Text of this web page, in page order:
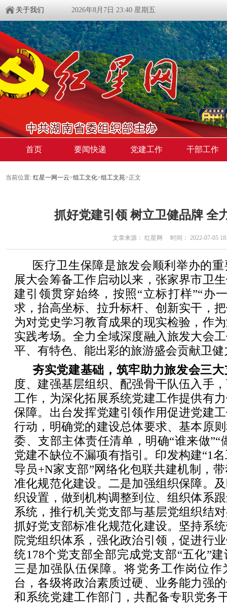
关于我们 2026年8月7日 23:40 星期五
首页 要闻快递 党建工作 干部工作
当前位置: 红星一网一云>组工文化>组工文苑>正文
抓好党建引领 树立卫健品牌 全
文章来源： 红星网 时间： 2022-07-05
医疗卫生保障是旅发会顺利举办的
展大会筹备工作启动以来，张家界市卫
建引领贯穿始终，按照“立标打样”“办
求，抬高坐标、拉升标杆、创新实干，
为对党史学习教育成果的现实检验，作
实践考场。全力全域深度融入旅发大会
平、有特色、能出彩的旅游盛会贡献卫健
夯实党建基础，筑牢助力旅发会三
度、建强基层组织、配强骨干队伍入手
工作，为深化拓展系统党建工作提供有
保障。出台发挥党建引领作用促进党建
行动，明确党的建设总体要求、基本原
委、支部主体责任清单，明确“谁来做”“
党建不缺位不漏项有指引。印发构建“1
导员+N家支部”网络化包联共建机制，
准化规范化建设。二是加强组织保障。
织设置，做到机构调整到位、组织体系
系统，推行机关党支部与基层党组织结
抓好党支部标准化规范化建设。坚持系
院党组织体系，强化政治引领，促进行
统178个党支部全部完成党支部“五化”
三是加强队伍保障。将党务工作岗位
台，各级将政治素质过硬、业务能力强
和系统党建工作部门，共配备专职党务